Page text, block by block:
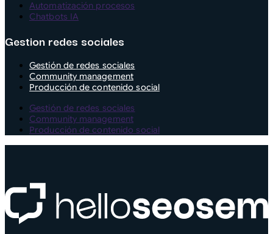
Automatización procesos
Chatbots IA
Gestion redes sociales
Gestión de redes sociales
Community management
Producción de contenido social
Gestión de redes sociales
Community management
Producción de contenido social